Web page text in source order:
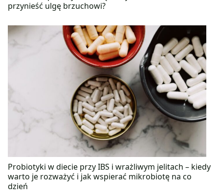
przynieść ulgę brzuchowi?
Probiotyki w diecie przy IBS i wrażliwym jelitach – kiedy
warto je rozważyć i jak wspierać mikrobiotę na co
dzień